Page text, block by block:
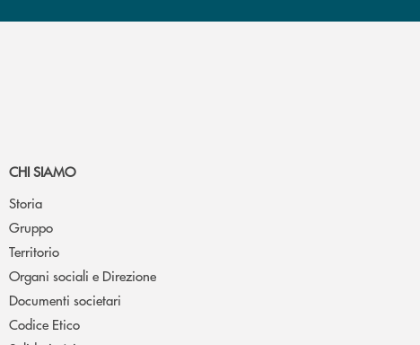
CHI SIAMO
Storia
Gruppo
Territorio
Organi sociali e Direzione
Documenti societari
Codice Etico